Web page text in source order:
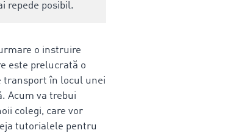
repede posibil.
o instruire
este prelucrată o
transport în locul unei
Acum va trebui
colegi, care vor
tutorialele pentru